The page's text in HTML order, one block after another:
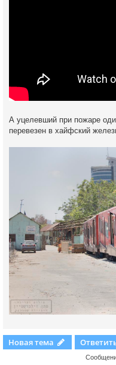
А уцелевший при пожаре
перевезен в хайфский
Новая тема